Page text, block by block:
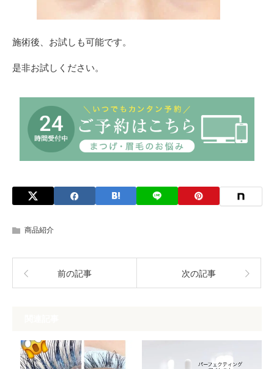
施術後、お試しも可能です。
是非お試しください。
商品紹介
前の記事 次の記事